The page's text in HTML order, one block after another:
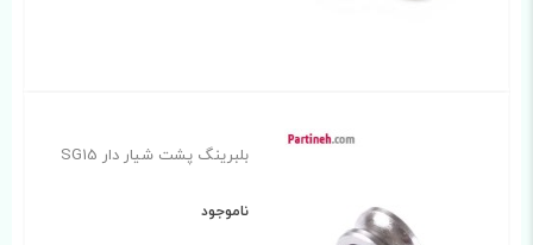
بلبرینگ پشت شیار دار SG15
ناموجود